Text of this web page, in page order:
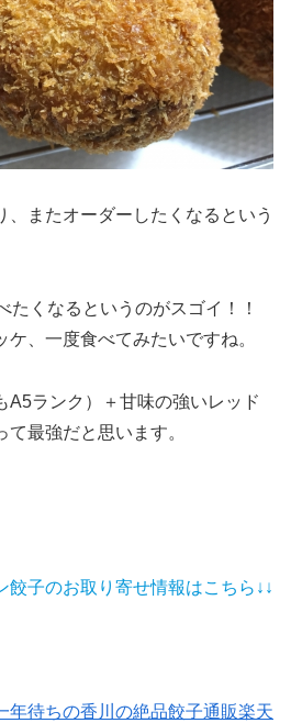
、またオーダーしたくなるという
たくなるというのがスゴイ！！
、一度食べてみたいですね。
A5ランク）＋甘味の強いレッド
最強だと思います。
餃子のお取り寄せ情報はこちら↓↓
年待ちの香川の絶品餃子通販楽天